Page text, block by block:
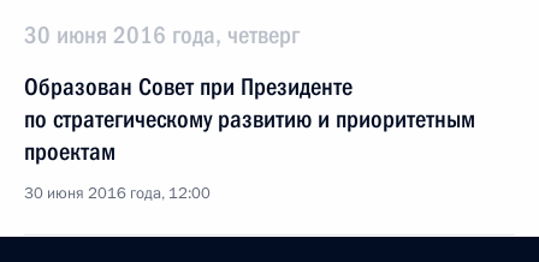
30 июня 2016 года, четверг
Образован Совет при Президенте
по стратегическому развитию и приоритетным
проектам
30 июня 2016 года, 12:00